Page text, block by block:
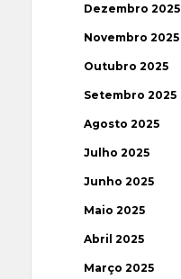
Dezembro 2025
Novembro 2025
Outubro 2025
Setembro 2025
Agosto 2025
Julho 2025
Junho 2025
Maio 2025
Abril 2025
Março 2025